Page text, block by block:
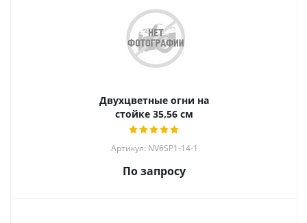
Двухцветные огни на
стойке 35,56 см
Артикул: NV6SP1-14-1
По запросу